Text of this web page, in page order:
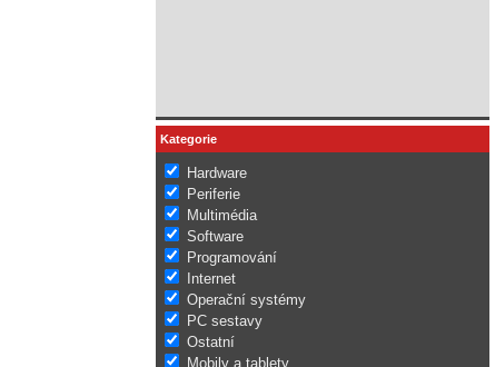
Kategorie
Hardware
Periferie
Multimédia
Software
Programování
Internet
Operační systémy
PC sestavy
Ostatní
Mobily a tablety